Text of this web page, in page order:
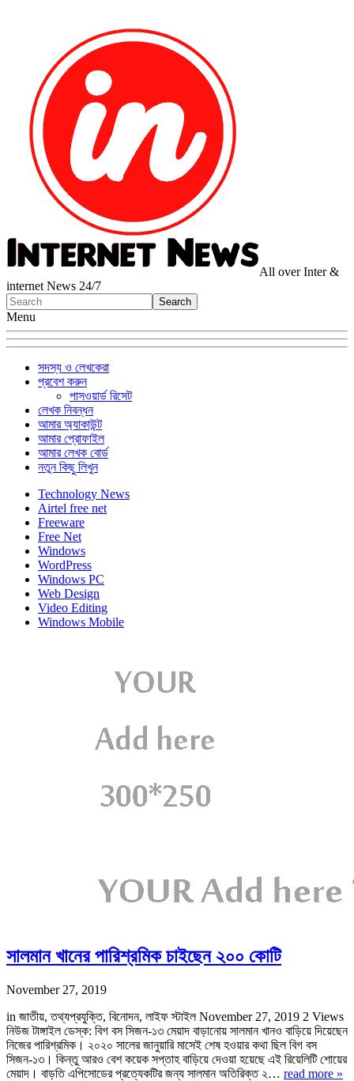
All over Inter &
internet News 24/7
Menu
সদস্য ও লেখকেরা
প্রবেশ করুন
পাসওয়ার্ড রিসেট
লেখক নিবন্ধন
আমার অ্যাকাউন্ট
আমার প্রোফাইল
আমার লেখক বোর্ড
নতুন কিছু লিখুন
Technology News
Airtel free net
Freeware
Free Net
Windows
WordPress
Windows PC
Web Design
Video Editing
Windows Mobile
সালমান খানের পারিশ্রমিক চাইছেন ২০০ কোটি
November 27, 2019
in জাতীয়, তথ্যপ্রযুক্তি, বিনোদন, লাইফ স্টাইল November 27, 2019 2 Views
নিউজ টাঙ্গাইল ডেস্ক: বিগ বস সিজন-১৩ মেয়াদ বাড়ানোয় সালমান খানও বাড়িয়ে দিয়েছেন
নিজের পারিশ্রমিক। ২০২০ সালের জানুয়ারি মাসেই শেষ হওয়ার কথা ছিল বিগ বস
সিজন-১৩। কিন্তু আরও বেশ কয়েক সপ্তাহ বাড়িয়ে দেওয়া হয়েছে এই রিয়েলিটি শোয়ের
মেয়াদ। বাড়তি এপিসোডের প্রত্যেকটির জন্য সালমান অতিরিক্ত ২… read more »